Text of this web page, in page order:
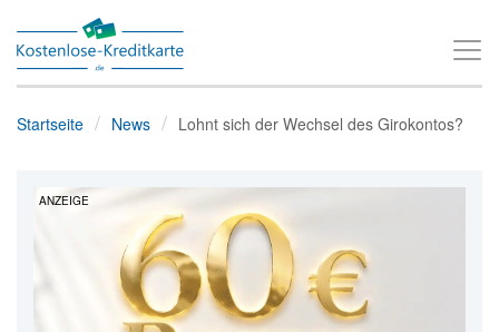
T
o
Startseite News Lohnt sich der Wechsel des Girokontos?
ANZEIGE